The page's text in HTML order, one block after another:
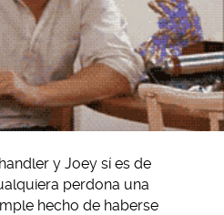
y Joey sí es de
perdona una
hecho de haberse